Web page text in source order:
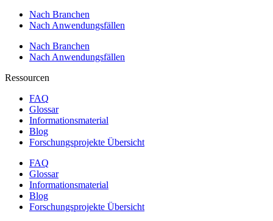
Nach Branchen
Nach Anwendungsfällen
Nach Branchen
Nach Anwendungsfällen
Ressourcen
FAQ
Glossar
Informationsmaterial
Blog
Forschungsprojekte Übersicht
FAQ
Glossar
Informationsmaterial
Blog
Forschungsprojekte Übersicht